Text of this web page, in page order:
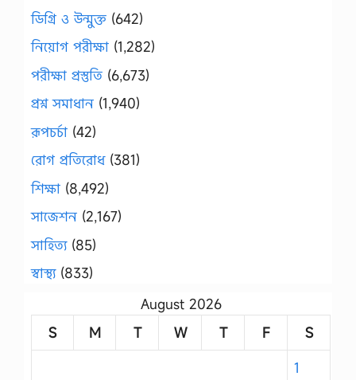
ডিগ্রি ও উন্মুক্ত (642)
নিয়োগ পরীক্ষা (1,282)
পরীক্ষা প্রস্তুতি (6,673)
প্রশ্ন সমাধান (1,940)
রূপচর্চা (42)
রোগ প্রতিরোধ(381)
শিক্ষা (8,492)
সাজেশন (2,167)
সাহিত্য(85)
স্বাস্থ্য(833)
August 2026
S
M T W T F
S
1